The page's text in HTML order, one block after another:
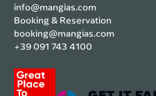
info@mangias.com
Booking & Reservation
booking@mangias.com
+39 091 743 4100